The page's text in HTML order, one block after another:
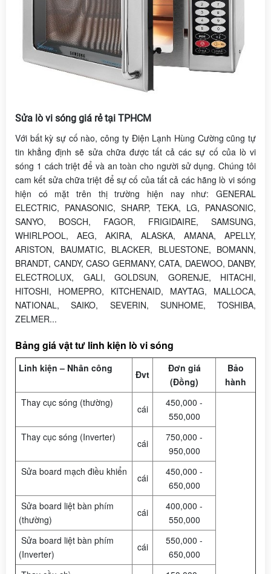
Sửa lò vi sóng giá rẻ tại TPHCM
Với bất kỳ sự cố nào, công ty Điện Lạnh Hùng Cường cũng tự
tin khẳng định sẽ sửa chữa được tất cả các sự cố của lò vi
sóng 1 cách triệt để và an toàn cho người sử dụng. Chúng tôi
cam kết sửa chữa triệt để sự cố của tất cả các hãng lò vi sóng
hiện có mặt trên thị trường hiện nay như: GENERAL
ELECTRIC, PANASONIC, SHARP, TEKA, LG, PANASONIC,
SANYO, BOSCH, FAGOR, FRIGIDAIRE, SAMSUNG,
WHIRLPOOL, AEG, AKIRA, ALASKA, AMANA, APELLY,
ARISTON, BAUMATIC, BLACKER, BLUESTONE, BOMANN,
BRANDT, CANDY, CASO GERMANY, CATA, DAEWOO, DANBY,
ELECTROLUX, GALI, GOLDSUN, GORENJE, HITACHI,
HITOSHI, HOMEPRO, KITCHENAID, MAYTAG, MALLOCA,
NATIONAL, SAIKO, SEVERIN, SUNHOME, TOSHIBA,
ZELMER...
Bảng giá vật tư linh kiện lò vi sóng
Linh kiện – Nhân công
Đvt
Đơn giá
(Đồng)
Bảo
hành
Thay cục sóng (thường)
cái
450,000 -
550,000
Thay cục sóng (Inverter)
cái
750,000 -
950,000
Sửa board mạch điều khiển
cái
450,000 -
650,000
Sửa board liệt bàn phím
(thường)
cái
400,000 -
550,000
Sửa board liệt bàn phím
(Inverter)
cái
550,000 -
650,000